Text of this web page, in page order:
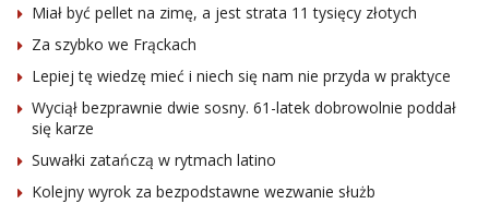
Miał być pellet na zimę, a jest strata 11 tysięcy złotych
Za szybko we Frąckach
Lepiej tę wiedzę mieć i niech się nam nie przyda w praktyce
Wyciął bezprawnie dwie sosny. 61-latek dobrowolnie poddał
się karze
Suwałki zatańczą w rytmach latino
Kolejny wyrok za bezpodstawne wezwanie służb